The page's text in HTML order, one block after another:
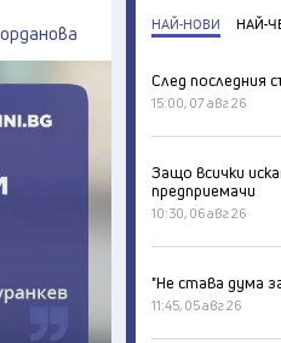
НАЙ-НОВИ НАЙ-
След последния
15:00, 07 авг 26
Защо всички
предприемачи
10:30, 06 авг 26
"Не става дума
11:45, 05 авг 26